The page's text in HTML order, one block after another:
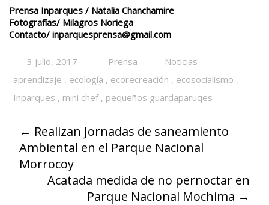
Prensa Inparques / Natalia Chanchamire
Fotografías/ Milagros Noriega
Contacto/ inparquesprensa@gmail.com
3 julio, 2017 Prensa
Noticias
aprendizaje , ecología , ecorecreación , ecosocialismo ,
Inparques , mini chef, pequeños guardaparuqes
← Realizan Jornadas de saneamiento
Ambiental en el Parque Nacional
Morrocoy
Acatada medida de no pernoctar en
Parque Nacional Mochima →